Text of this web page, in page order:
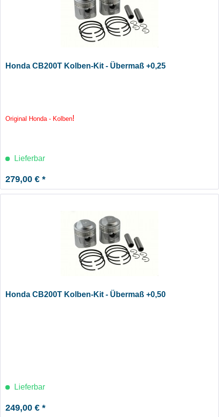
Honda CB200T Kolben-Kit - Übermaß +0,25
Original Honda - Kolben!
Lieferbar
279,00 € *
Honda CB200T Kolben-Kit - Übermaß +0,50
Lieferbar
249,00 € *